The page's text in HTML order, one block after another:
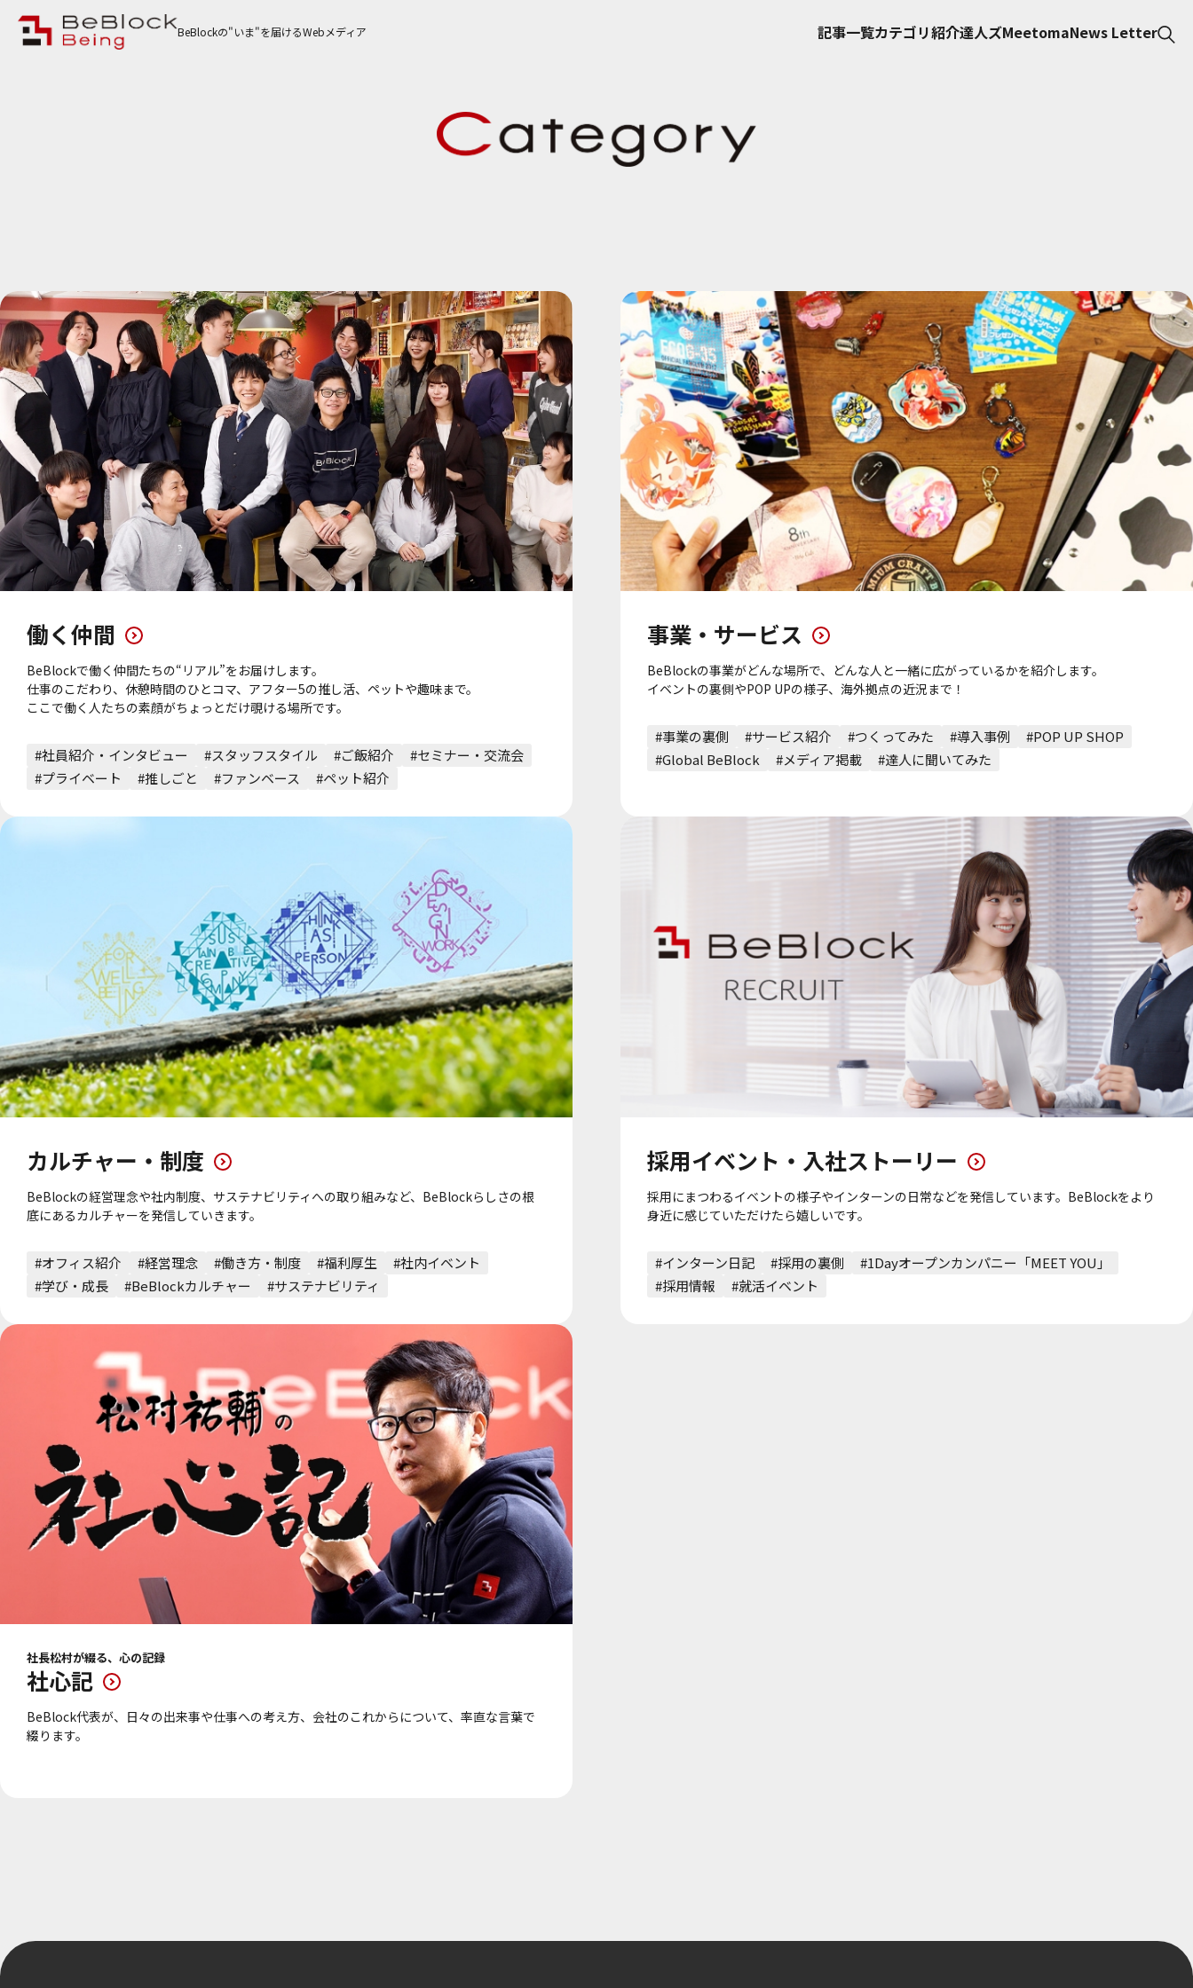
BeBlockの"いま"を届けるWebメディア 記事一覧カテゴリ紹介達人ズMeetomaNews Letter
働く仲間
BeBlockで働く仲間たちの“リアル”をお届けします。
仕事のこだわり、休憩時間のひとコマ、アフター5の推し活、ペットや趣味まで。
ここで働く人たちの素顔がちょっとだけ覗ける場所です。
#社員紹介・インタビュー #スタッフスタイル #ご飯紹介
#セミナー・交流会
#プライベート
#推しごと #ファンベース #ペット紹介
事業・サービス
BeBlockの事業がどんな場所で、どんな人と一緒に広がっているかを紹介します。
イベントの裏側やPOP UPの様子、海外拠点の近況まで！
#事業の裏側 #サービス紹介 #つくってみた #導入事例
#POP UP SHOP
#Global BeBlock
#メディア掲載 #達人に聞いてみた
カルチャー・制度
BeBlockの経営理念や社内制度、サステナビリティへの取り組みなど、BeBlockらしさの根
底にあるカルチャーを発信していきます。
#オフィス紹介 #経営理念 #働き方・制度 #福利厚生
#社内イベント
#学び・成長
#BeBlockカルチャー #サステナビリティ
採用イベント・入社ストーリー
採用にまつわるイベントの様子やインターンの日常などを発信しています。BeBlockをより
身近に感じていただけたら嬉しいです。
#インターン日記 #採用の裏側
#1Dayオープンカンパニー「MEET YOU」
#採用情報
#就活イベント
社長松村が綴る、心の記録
社心記
BeBlock代表が、日々の出来事や仕事への考え方、会社のこれからについて、率直な言葉で
綴ります。